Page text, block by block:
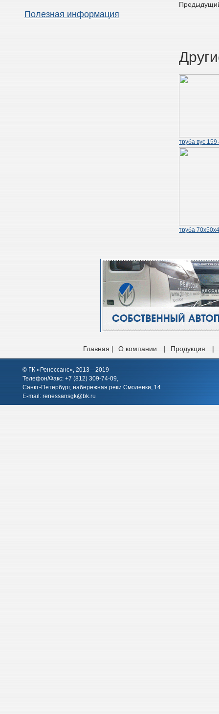
Полезная информация
труба вус 159
труба
Главная | О компании | Продукция |
© ГК «Ренессанс», 2013—2019
Телефон/Факс: +7 (812) 309-74-09,
Санкт-Петербург, набережная реки Смоленки, 14
E-mail: renessansgk@bk.ru